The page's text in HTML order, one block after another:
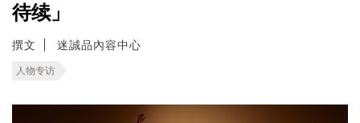
待续」
撰文 迷誠品內容中心
人物专访